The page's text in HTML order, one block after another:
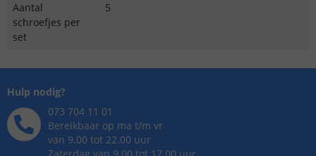
Aantal
schroefjes per
set
5
Hulp nodig?
073 704 11 01
Bereikbaar op ma t/m vr
van 9.00 tot 22.00 uur